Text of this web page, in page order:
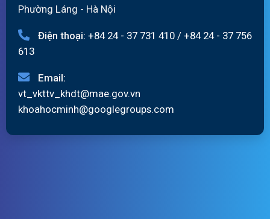
Phường Láng - Hà Nội
Điện thoại: +84 24 - 37 731 410 / +84 24 - 37 756
613
Email:
vt_vkttv_khdt@mae.gov.vn
khoahocminh@googlegroups.com